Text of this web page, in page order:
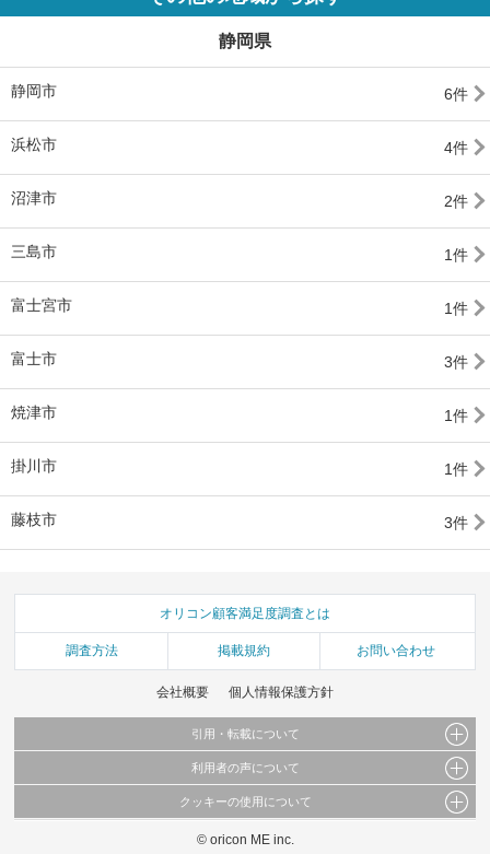
静岡県
静岡市 6件
浜松市 4件
沼津市 2件
三島市 1件
富士宮市 1件
富士市 3件
焼津市 1件
掛川市 1件
藤枝市 3件
オリコン顧客満足度調査とは
調査方法 掲載規約 お問い合わせ
会社概要 個人情報保護方針
引用・転載について
当サイトで公開されている情報（文字、写真、イラスト、画像データ等）及びこれらの配
これらの情報を権利者の許可なく無断転載・複製などの二次利用を行うことは固く禁じて
利用者の声について
当サイトに掲載している内容はすべてサービスの利用者が提出された見解・感想です。
弊社の見解・ 意見ではないことをご理解いただいた上でご覧ください。
クッキーの使用について
このサイトでは Cookie を使用して、ユーザーに合わせたコンテンツや広告の表示、ソー
© oricon ME inc.